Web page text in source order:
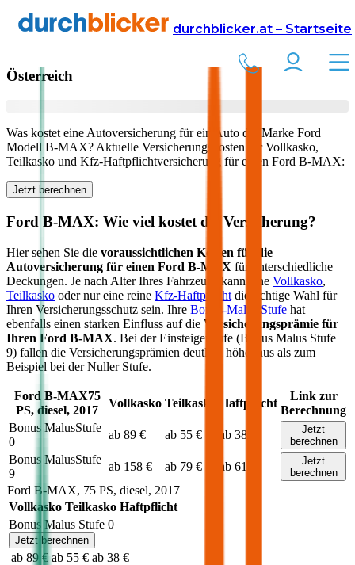
durchblicker.at – Startseite
Versicherung Autoversicherung Ford
Ford B-MAX
in
Österreich
Was kostet eine Autoversicherung für ein Auto der Marke Ford
Modell B-MAX? Aktuelle Versicherungskosten für Vollkasko,
Teilkasko und Kfz-Haftpflichtversicherung für einen Ford B-MAX:
Jetzt berechnen
Ford B-MAX: Wie viel kostet die Versicherung?
Hier sehen Sie die voraussichtlichen Kosten für die
Autoversicherung für einen Ford B-MAX für unterschiedliche
Deckungen. Je nach Alter Ihres Fahrzeugs kann eine Vollkasko,
Teilkasko oder nur eine reine Kfz-Haftpflicht die richtige Wahl für
Ihren Versicherungsschutz sein. Ihre Bonus-Malus Stufe hat
ebenfalls einen starken Einfluss auf die Versicherungsprämie für
Ihren Ford B-MAX. Bei der Einsteigerstufe (Bonus Malus Stufe
9) fallen die Versicherungsprämien deutlich höher aus als zum
Beispiel bei der Nuller Stufe.
Ford B-MAX75
PS, diesel, 2017
Vollkasko Teilkasko Haftpflicht
Link zur
Berechnung
Bonus MalusStufe
0
ab 89 € ab 55 € ab 38 €
Jetzt
berechnen
Bonus MalusStufe
9
ab 158 € ab 79 € ab 61 €
Jetzt
berechnen
Ford B-MAX, 75PS, diesel, 2017
Vollkasko Teilkasko Haftpflicht
Bonus Malus Stufe 0
Jetzt berechnen
ab 89 € ab 55 € ab 38 €